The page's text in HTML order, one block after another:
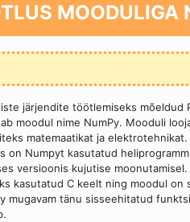
MOODULIGA
järjendite töötlemiseks mõeldud
moodul nime NumPy. Mooduli
matemaatikat ja
Numpyt kasutatud
versioonis kujutise
kasutatud C keelt ning moodul
mugavam tänu sisseehitatud